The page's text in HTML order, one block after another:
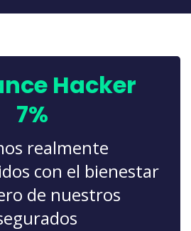
Hacker
7%
realmente
con el bienestar
de nuestros